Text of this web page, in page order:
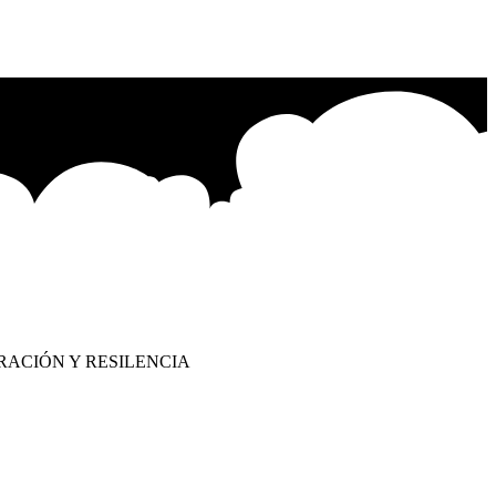
Y RESILENCIA